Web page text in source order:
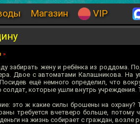
Магазин VIP
»
забирать жену и ребёнка из роддома.
Двое с автоматами Калашникова. На
ещё немного определил, что
которые ушли внутрь учреждения.
это ж какие силы брошены на
требуется вчетверо больше, потому
на жизнь собирает с граждан,